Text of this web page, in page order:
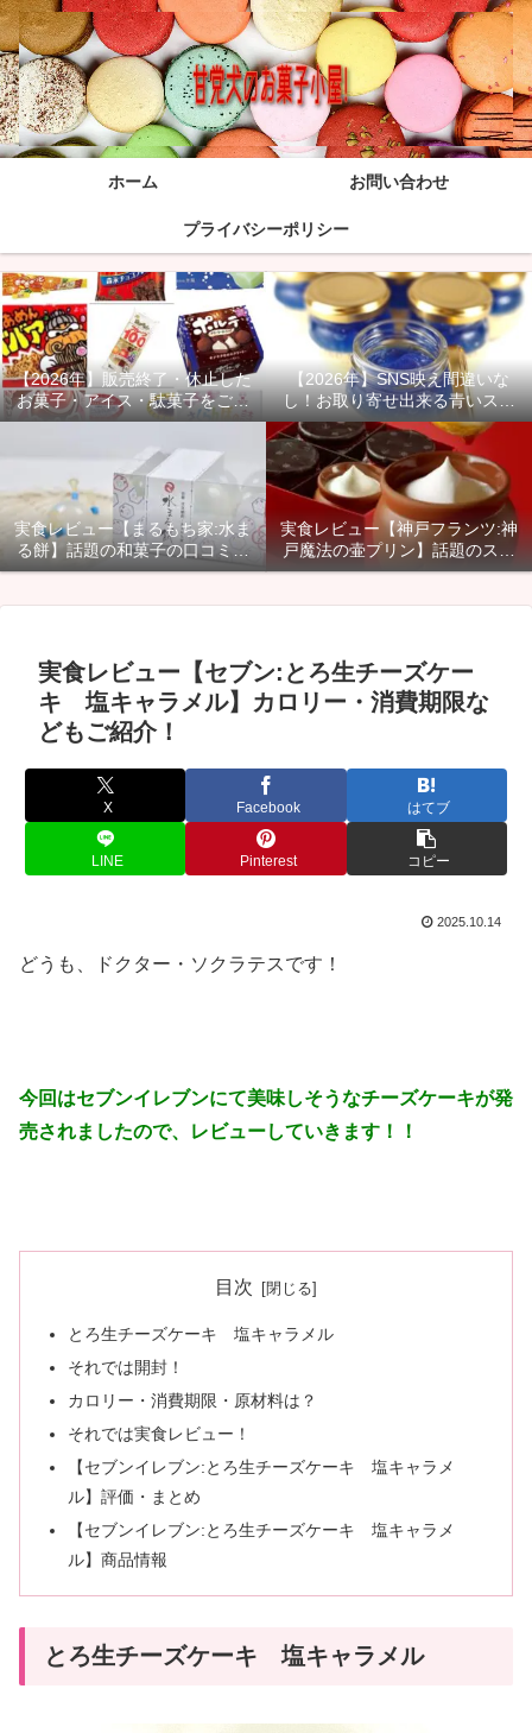
ホーム お問い合わせ
プライバシーポリシー
【2026年】販売終了・休止した
お菓子・アイス・駄菓子をご紹
介！
【2026年】SNS映え間違いな
し！お取り寄せ出来る青いスイ
ーツ商品をご紹介！
実食レビュー【まるもち家:水ま
る餅】話題の和菓子の口コミ・
カロリー・賞味期限などご紹
実食レビュー【神戸フランツ:神
戸魔法の壷プリン】話題のスイ
ーツのカロリー・口コミ・賞味
実食レビュー【セブン:とろ生チーズケー
キ 塩キャラメル】カロリー・消費期限な
どもご紹介！
X Facebook はてブ
LINE Pinterest コピー
2025.10.14
どうも、ドクター・ソクラテスです！
今回はセブンイレブンにて美味しそうなチーズケーキが発
売されましたので、レビューしていきます！！
目次
とろ生チーズケーキ 塩キャラメル
それでは開封！
カロリー・消費期限・原材料は？
それでは実食レビュー！
【セブンイレブン:とろ生チーズケーキ 塩キャラメ
ル】評価・まとめ
【セブンイレブン:とろ生チーズケーキ 塩キャラメ
ル】商品情報
とろ生チーズケーキ 塩キャラメル